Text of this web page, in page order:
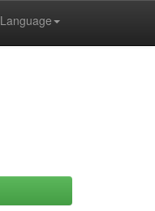
Language